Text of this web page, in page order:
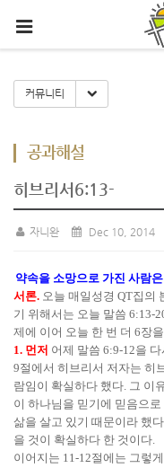
커뮤니티 Toggle
공과해설
히브리서6:13-
자니완 Dec 10, 2014
약속을 소망으로 가진 사람
서론. 오늘 매일성경 QT집의
기 위해서는 오늘 말씀 6:13-
제에 이어 오늘 한 번 더 6장
1. 먼저 어제 말씀 6:9-12을
9절에서 히브리서 저자는 히
람임이 확실하다 했다. 그 이
이 하나님을 믿기에 믿음으
삶을 살고 있기 때문이라 했
을 것이 확실하다 한 것이다.
이어지는 11-12절에는 그렇